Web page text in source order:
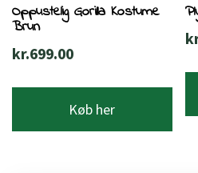
Oppustelig Gorilla Kostume
Brun
kr.699.00
Køb her